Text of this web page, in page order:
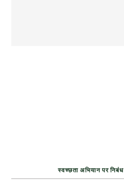
स्वच्छता अभियान पर निबंध